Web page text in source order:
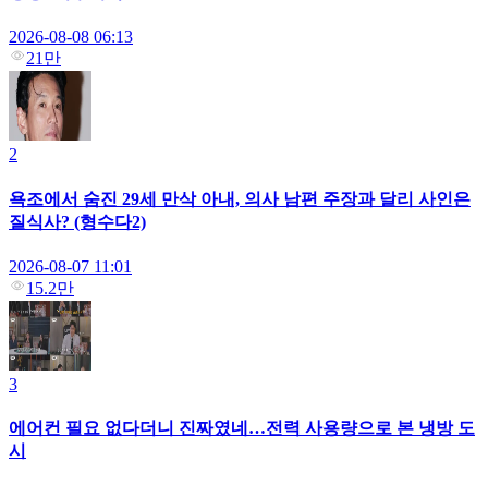
2026-08-08 06:13
21만
2
욕조에서 숨진 29세 만삭 아내, 의사 남편 주장과 달리 사인은
질식사? (형수다2)
2026-08-07 11:01
15.2만
3
에어컨 필요 없다더니 진짜였네…전력 사용량으로 본 냉방 도
시